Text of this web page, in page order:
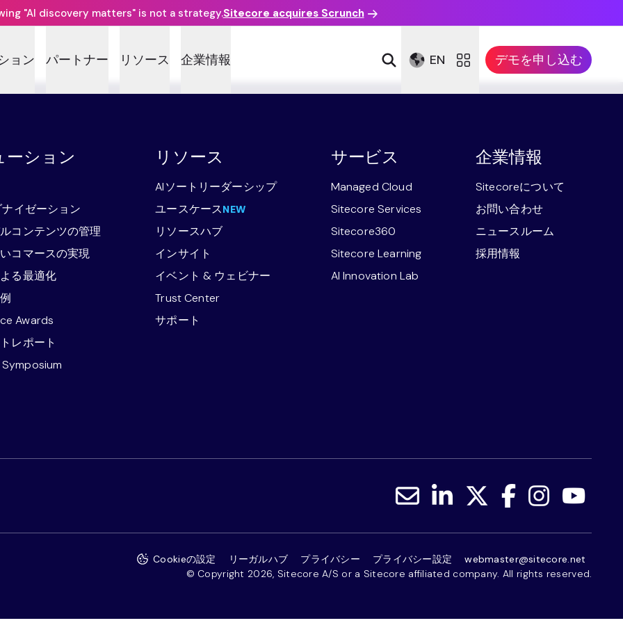
"AI discovery matters" is not a strategy.Sitecore acquires Scrunch
ョン パートナー リソース 企業情報 EN デモを申し込む
ーション
イゼーション
コンテンツの管理
コマースの実現
る最適化
Awards
レポート
リソース
AIソートリーダーシップ
ユースケースNEW
リソースハブ
インサイト
イベント & ウェビナー
Trust Center
サポート
サービス
Managed Cloud
Sitecore Services
Sitecore360
Sitecore Learning
AI Innovation Lab
企業情報
Sitecoreについて
お問い合わせ
ニュースルーム
採用情報
© Copyright 2026, Sitecore A/S or a Sitecore affiliated company. All rights reserved.
Cookieの設定 リーガルハブ プライバシー プライバシー設定 webmaster@sitecore.net